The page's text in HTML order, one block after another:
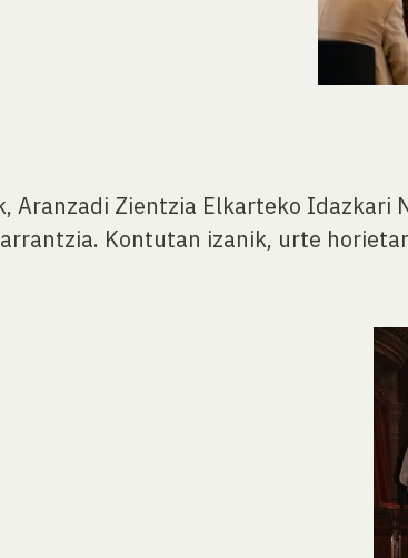
Aranzadi Zientzia Elkarteko Idazkari
Kontutan izanik, urte